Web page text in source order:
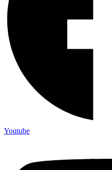
Youtube